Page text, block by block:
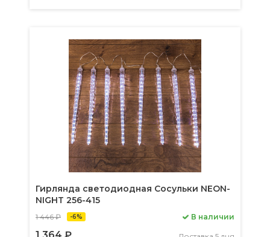
Гирлянда светодиодная Сосульки NEON-
NIGHT 256-415
1 446 ₽ -6% В наличии